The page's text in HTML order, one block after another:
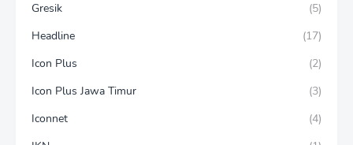
Gresik
(5)
Headline
(17)
Icon Plus
(2)
Icon Plus Jawa Timur
(3)
Iconnet
(4)